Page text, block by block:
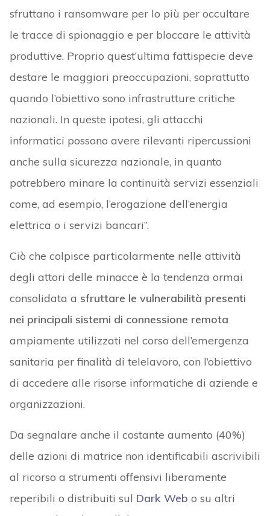
sfruttano i ransomware per lo più per occultare
le tracce di spionaggio e per bloccare le attività
produttive. Proprio quest’ultima fattispecie deve
destare le maggiori preoccupazioni, soprattutto
quando l’obiettivo sono infrastrutture critiche
nazionali. In queste ipotesi, gli attacchi
informatici possono avere rilevanti ripercussioni
anche sulla sicurezza nazionale, in quanto
potrebbero minare la continuità servizi essenziali
come, ad esempio, l’erogazione dell’energia
elettrica o i servizi bancari”.
Ciò che colpisce particolarmente nelle attività
degli attori delle minacce è la tendenza ormai
consolidata a sfruttare le vulnerabilità presenti
nei principali sistemi di connessione remota
ampiamente utilizzati nel corso dell’emergenza
sanitaria per finalità di telelavoro, con l’obiettivo
di accedere alle risorse informatiche di aziende e
organizzazioni.
Da segnalare anche il costante aumento (40%)
delle azioni di matrice non identificabili ascrivibili
al ricorso a strumenti offensivi liberamente
reperibili o distribuiti sul Dark Web o su altri